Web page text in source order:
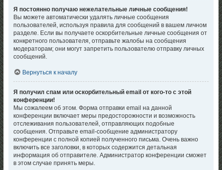
Я постоянно получаю нежелательные личные сообщения!
Вы можете автоматически удалять личные сообщения
пользователей, используя правила для сообщений в вашем личном
разделе. Если вы получаете оскорбительные личные сообщения от
конкретного пользователя, отправьте жалобы на сообщения
модераторам; они могут запретить пользователю отправку личных
сообщений.
Вернуться к началу
Я получил спам или оскорбительный email от кого-то с этой
конференции!
Мы сожалеем об этом. Форма отправки email на данной
конференции включает меры предосторожности и возможность
отслеживания пользователей, отправляющих подобные
сообщения. Отправьте email-сообщение администратору
конференции с полной копией полученного письма. Очень важно
включить все заголовки, в которых содержится детальная
информация об отправителе. Администратор конференции сможет
в этом случае принять меры.